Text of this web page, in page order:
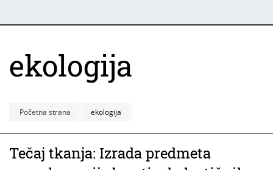
ekologija
Početna strana ekologija
Tečaj tkanja: Izrada predmeta